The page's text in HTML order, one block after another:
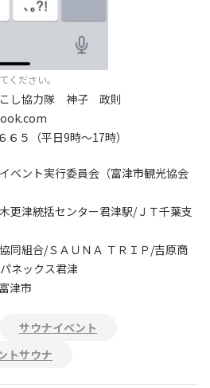
ください。
し協力隊 神子 政則
５（平日9時～17時）
ベント実行委員会（富津市観光協会
更津統括センター君津駅/ＪＴ千葉支
同組合/ＳＡＵＮＡ ＴＲＩＰ/吉原商
ネックス君津
津市
サウナイベント
トサウナ